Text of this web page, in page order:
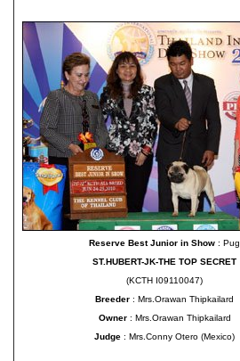
Reserve Best Junior in Show : Pug
ST.HUBERT-JK-THE TOP SECRET
(KCTH I09110047)
Breeder : Mrs.Orawan Thipkailard
Owner : Mrs.Orawan Thipkailard
Judge : Mrs.Conny Otero (Mexico)